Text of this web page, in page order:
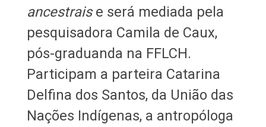
ancestraise será mediada pela
pesquisadora Camila de Caux,
pós-graduanda na FFLCH.
Participam a parteira Catarina
Delfina dos Santos, da União das
Nações Indígenas, a antropóloga